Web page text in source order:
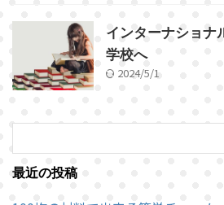
インターナショナ
学校へ
2024/5/1
最近の投稿